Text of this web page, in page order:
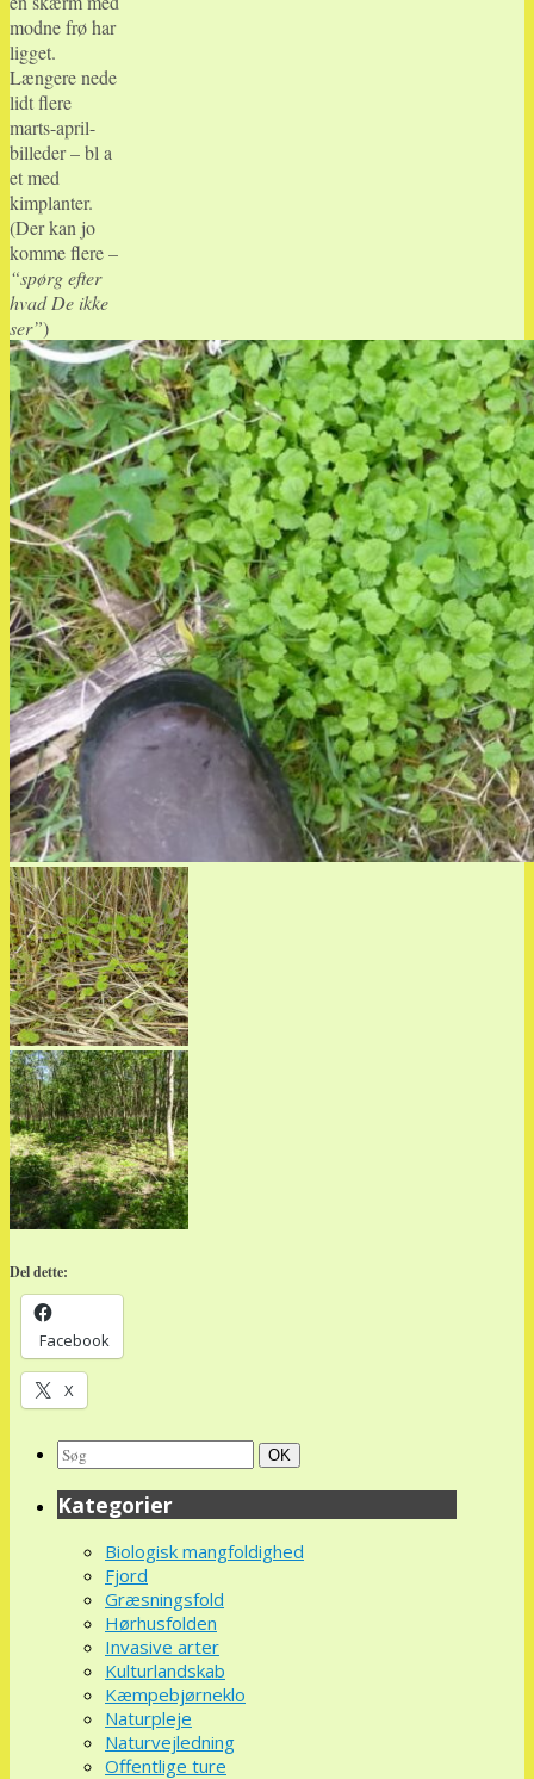
modne frø har
ligget.
Længere nede
lidt flere
marts-april-
billeder – bl a
et med
kimplanter.
(Der kan jo
komme flere –
“spørg efter
hvad De ikke
ser”)
Del dette:
Facebook
X
Search
for:
Søg
OK
Kategorier
Biologisk mangfoldighed
Fjord
Græsningsfold
Hørhusfolden
Invasive arter
Kulturlandskab
Kæmpebjørneklo
Naturpleje
Naturvejledning
Offentlige ture